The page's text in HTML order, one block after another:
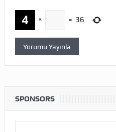
× = 36
SPONSORS